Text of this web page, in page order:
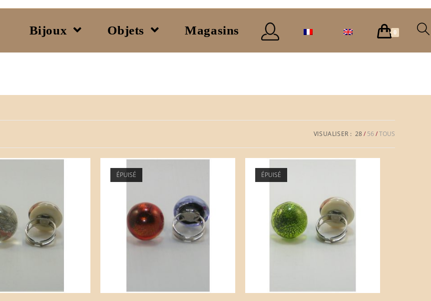
Bijoux Objets Magasins 0
VISUALISER : 28 56 TOUS
ÉPUISÉ ÉPUISÉ